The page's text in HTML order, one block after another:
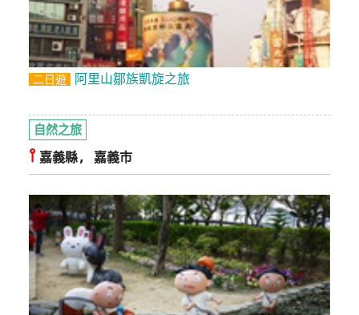
二日遊 阿里山鄒族凱旋之旅
自然之旅
⫯ 嘉義縣, 嘉義市